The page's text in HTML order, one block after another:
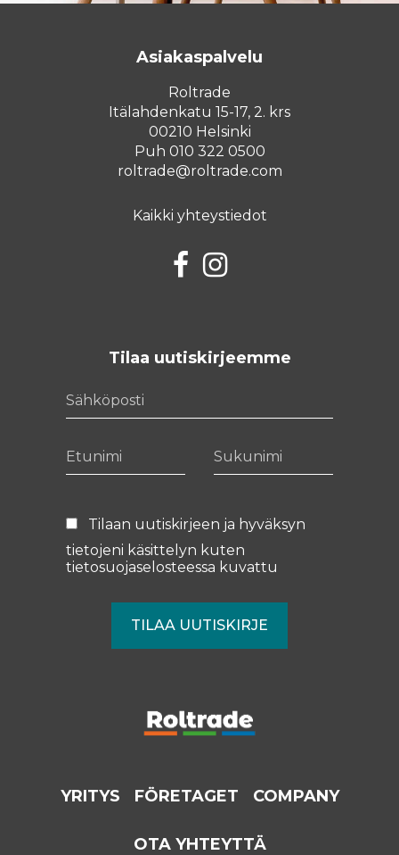
Asiakaspalvelu
Roltrade
Itälahdenkatu 15-17, 2. krs
00210 Helsinki
Puh 010 322 0500
roltrade@roltrade.com
Kaikki yhteystiedot
FacebookInstagram
Tilaa uutiskirjeemme
Tilaan uutiskirjeen ja hyväksyn
tietojeni käsittelyn kuten
tietosuojaselosteessa kuvattu
YRITYS FÖRETAGET COMPANY
OTA YHTEYTTÄ